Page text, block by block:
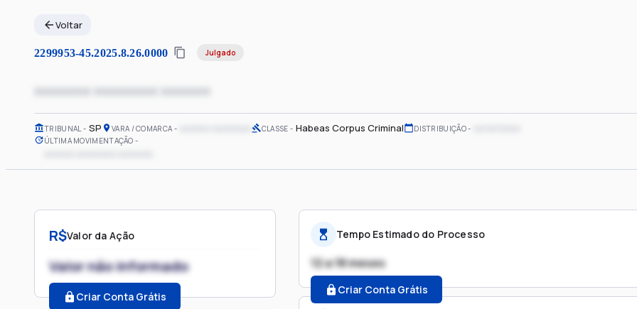
Voltar
2299953-45.2025.8.26.0000 Julgado
xxxxxxxx xxxxxxxxx xxxxxxx
TRIBUNAL SP VARA / COMARCA CLASSE Habeas Corpus Criminal DISTRIBUIÇÃO
ÚLTIMA MOVIMENTAÇÃO
R$Valor da Ação
Valor não informado
Criar Conta Grátis
Tempo Estimado do Processo
12 a 18 meses
Criar Conta Grátis